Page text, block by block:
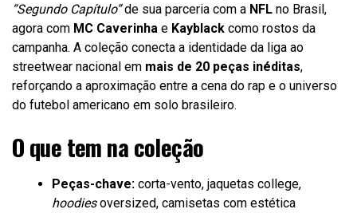
“Segundo Capítulo”de sua parceria com a NFL no Brasil,
agora com MC Caverinha e Kayblack como rostos da
campanha. A coleção conecta a identidade da liga ao
streetwear nacional em mais de 20 peças inéditas,
reforçando a aproximação entre a cena do rap e o universo
do futebol americano em solo brasileiro.
O que tem na coleção
Peças-chave: corta-vento, jaquetas college,
hoodiesoversized, camisetas com estética